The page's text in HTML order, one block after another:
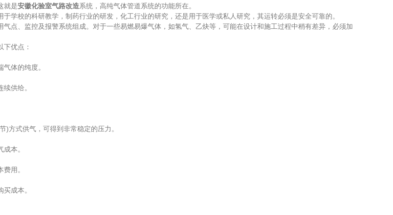
就是安徽化验室气路改造系统，高纯气体管道系统的功能所在。
校的科研教学，制药行业的研发，化工行业的研究，还是用于医学或私人研究，其运转必须是安全可靠的。
、监控及报警系统组成。对于一些易燃易爆气体，如氢气、乙炔等，可能在设计和施工过程中稍有差异，必须加
优点：
体的纯度。
供给。
式供气，可得到非常稳定的压力。
本。
用。
成本。